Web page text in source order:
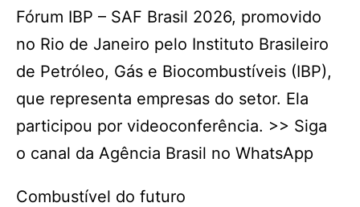
Fórum IBP – SAF Brasil 2026, promovido
no Rio de Janeiro pelo Instituto Brasileiro
de Petróleo, Gás e Biocombustíveis (IBP),
que representa empresas do setor. Ela
participou por videoconferência. >> Siga
o canal da Agência Brasil no WhatsApp
Combustível do futuro